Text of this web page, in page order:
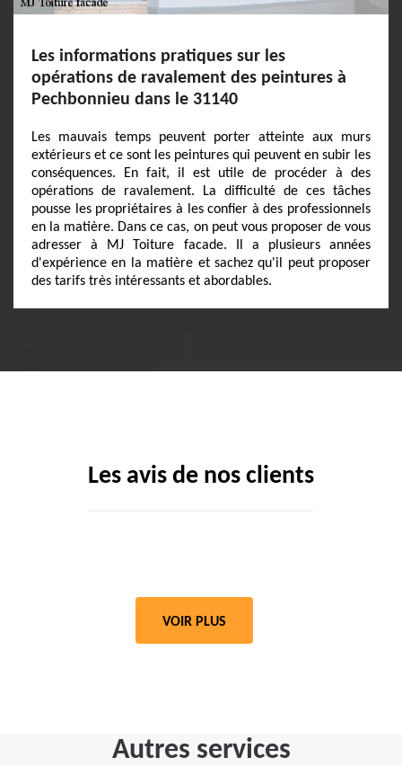
Les informations pratiques sur les
opérations de ravalement des peintures à
Pechbonnieu dans le 31140
Les mauvais temps peuvent porter atteinte aux murs
extérieurs et ce sont les peintures qui peuvent en subir les
conséquences. En fait, il est utile de procéder à des
opérations de ravalement. La difficulté de ces tâches
pousse les propriétaires à les confier à des professionnels
en la matière. Dans ce cas, on peut vous proposer de vous
adresser à MJ Toiture facade. Il a plusieurs années
d'expérience en la matière et sachez qu'il peut proposer
des tarifs très intéressants et abordables.
Les avis de nos clients
VOIR PLUS
Autres services